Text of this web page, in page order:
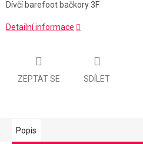
Dívčí barefoot bačkory 3F
Detailní informace
ZEPTAT SE SDÍLET
Popis